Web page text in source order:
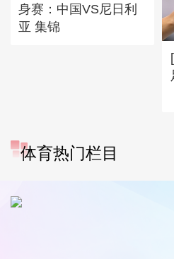
身赛：中国VS尼日利
亚 集锦
体育热门栏目